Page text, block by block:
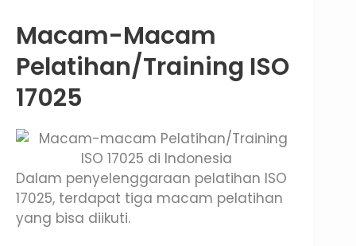
Macam-Macam
Pelatihan/Training ISO
17025
Dalam penyelenggaraan pelatihan ISO
17025, terdapat tiga macam pelatihan
yang bisa diikuti.